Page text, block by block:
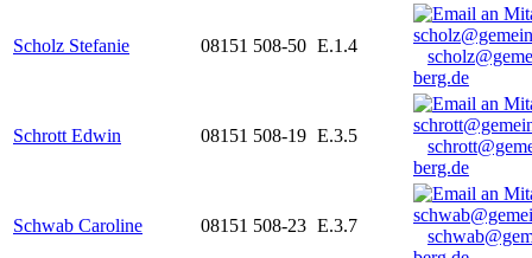
Scholz Stefanie 08151 508-50 E.1.4
berg.de
Schrott Edwin 08151 508-19 E.3.5
berg.de
Schwab Caroline 08151 508-23 E.3.7